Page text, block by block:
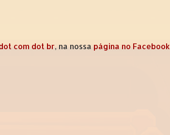
com dot br, na nossa página no Facebook